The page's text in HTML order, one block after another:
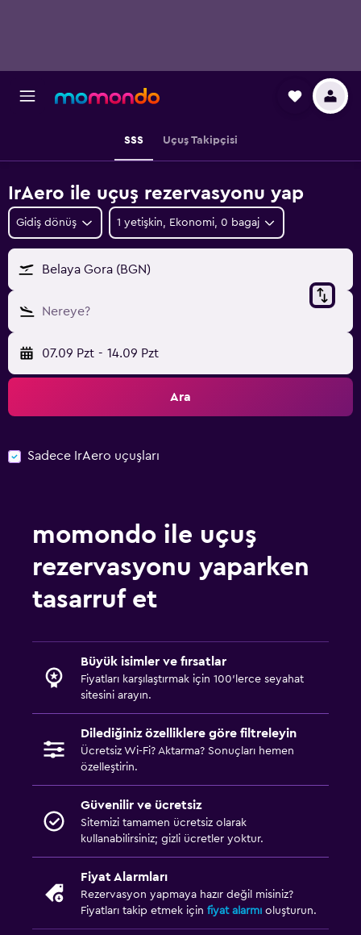
SSS Uçuş Takipçisi
IrAero ile uçuş rezervasyonu yap
Gidiş dönüş 1 yetişkin, Ekonomi, 0 bagaj
Belaya Gora (BGN)
Nereye?
07.09 Pzt - 14.09 Pzt
Ara
Sadece IrAero uçuşları
momondo ile uçuş
rezervasyonu yaparken
tasarruf et
Büyük isimler ve fırsatlar
Fiyatları karşılaştırmak için 100'lerce seyahat
sitesini arayın.
Dilediğiniz özelliklere göre filtreleyin
Ücretsiz Wi-Fi? Aktarma? Sonuçları hemen
özelleştirin.
Güvenilir ve ücretsiz
Sitemizi tamamen ücretsiz olarak
kullanabilirsiniz; gizli ücretler yoktur.
Fiyat Alarmları
Rezervasyon yapmaya hazır değil misiniz?
Fiyatları takip etmek için fiyat alarmı oluşturun.